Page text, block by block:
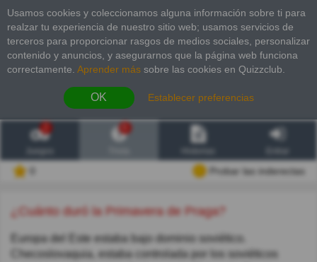
Usamos cookies y coleccionamos alguna información sobre ti para
realzar tu experiencia de nuestro sitio web; usamos servicios de
terceros para proporcionar rasgos de medios sociales, personalizar
contenido y anuncios, y asegurarnos que la página web funciona
correctamente. Aprender más sobre las cookies en Quizzclub.
OK Establecer preferencias
2
Probar las inderectas
¿Cuánto duró la Primavera de Praga?
Europa del Este estaba bajo dominio soviético.
Checoslovaquia, estaba controlada por los soviéticos